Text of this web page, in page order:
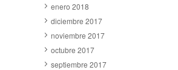
enero 2018
diciembre 2017
noviembre 2017
octubre 2017
septiembre 2017